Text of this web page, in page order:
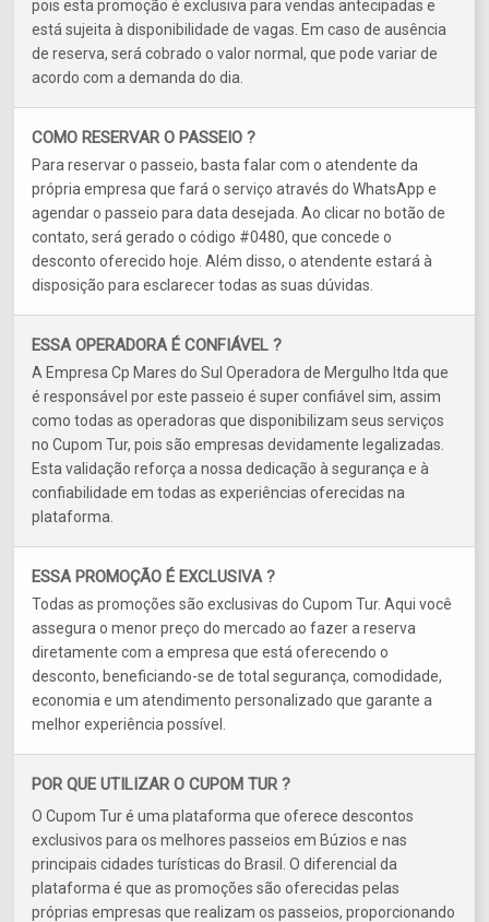
pois esta promoção é exclusiva para vendas antecipadas e
está sujeita à disponibilidade de vagas. Em caso de ausência
de reserva, será cobrado o valor normal, que pode variar de
acordo com a demanda do dia.
COMO RESERVAR O PASSEIO ?
Para reservar o passeio, basta falar com o atendente da
própria empresa que fará o serviço através do WhatsApp e
agendar o passeio para data desejada. Ao clicar no botão de
contato, será gerado o código #0480, que concede o
desconto oferecido hoje. Além disso, o atendente estará à
disposição para esclarecer todas as suas dúvidas.
ESSA OPERADORA É CONFIÁVEL ?
A Empresa Cp Mares do Sul Operadora de Mergulho ltda que
é responsável por este passeio é super confiável sim, assim
como todas as operadoras que disponibilizam seus serviços
no Cupom Tur, pois são empresas devidamente legalizadas.
Esta validação reforça a nossa dedicação à segurança e à
confiabilidade em todas as experiências oferecidas na
plataforma.
ESSA PROMOÇÃO É EXCLUSIVA ?
Todas as promoções são exclusivas do Cupom Tur. Aqui você
assegura o menor preço do mercado ao fazer a reserva
diretamente com a empresa que está oferecendo o
desconto, beneficiando-se de total segurança, comodidade,
economia e um atendimento personalizado que garante a
melhor experiência possível.
POR QUE UTILIZAR O CUPOM TUR ?
O Cupom Tur é uma plataforma que oferece descontos
exclusivos para os melhores passeios em Búzios e nas
principais cidades turísticas do Brasil. O diferencial da
plataforma é que as promoções são oferecidas pelas
próprias empresas que realizam os passeios, proporcionando